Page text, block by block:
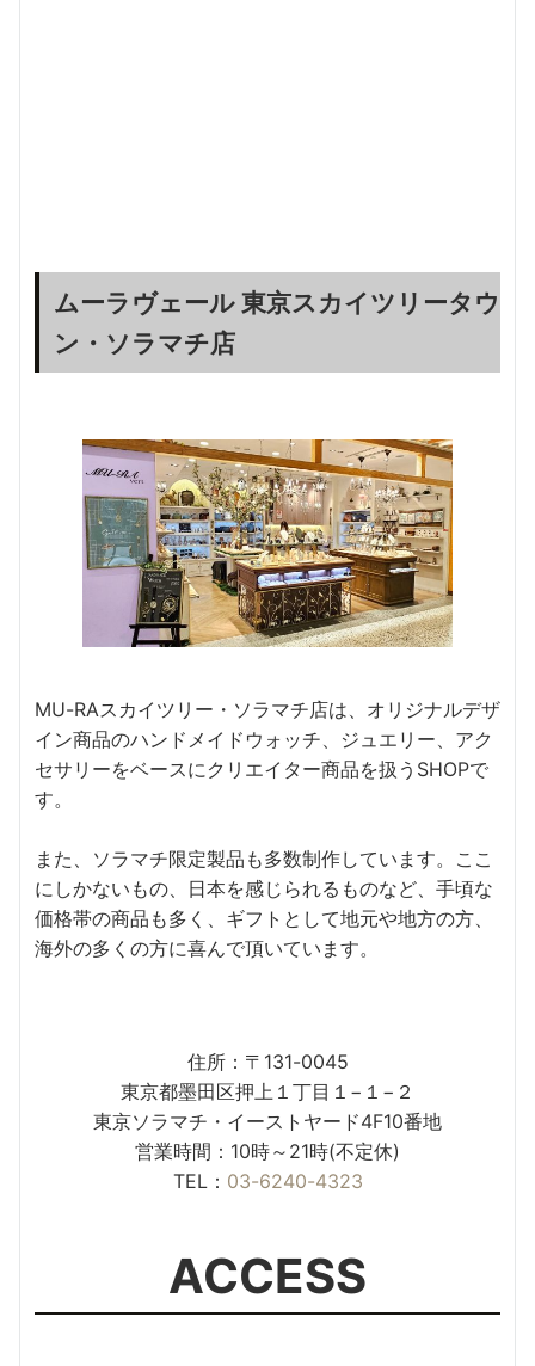
ムーラヴェール 東京スカイツリータウ
ン・ソラマチ店
MU-RAスカイツリー・ソラマチ店は、オリジナルデザ
イン商品のハンドメイドウォッチ、ジュエリー、アク
セサリーをベースにクリエイター商品を扱うSHOPで
す。
また、ソラマチ限定製品も多数制作しています。ここ
にしかないもの、日本を感じられるものなど、手頃な
価格帯の商品も多く、ギフトとして地元や地方の方、
海外の多くの方に喜んで頂いています。
住所：〒131-0045
東京都墨田区押上１丁目１−１−２
東京ソラマチ・イーストヤード4F10番地
営業時間：10時～21時(不定休)
TEL： 03-6240-4323
ACCESS